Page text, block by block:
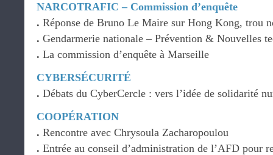
NARCOTRAFIC – Commission d’enquête
. Réponse de Bruno Le Maire sur Hong Kong, trou
. Gendarmerie nationale – Prévention & Nouvelles
. La commission d’enquête à Marseille
CYBERSÉCURITÉ
. Débats du CyberCercle : vers l’idée de solidarité
COOPÉRATION
. Rencontre avec Chrysoula Zacharopoulou
. Entrée au conseil d’administration de l’AFD pour